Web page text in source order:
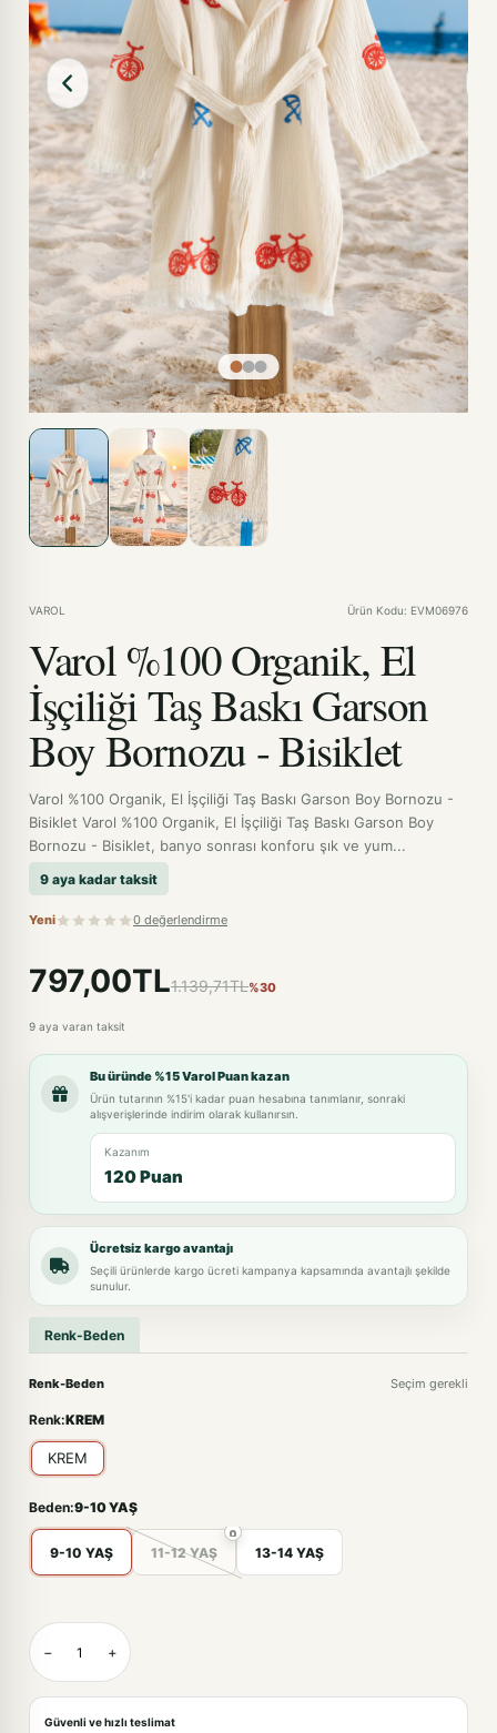
VAROL Ürün Kodu: EVM06976
Varol %100 Organik, El
İşçiliği Taş Baskı Garson
Boy Bornozu - Bisiklet
Varol %100 Organik, El İşçiliği Taş Baskı Garson Boy Bornozu -
Bisiklet Varol %100 Organik, El İşçiliği Taş Baskı Garson Boy
Bornozu - Bisiklet, banyo sonrası konforu şık ve yum...
9 aya kadar taksit
Yeni 0 değerlendirme
797,00TL1.139,71TL%30
9 aya varan taksit
Bu üründe %15 Varol Puan kazan
Ürün tutarının %15'i kadar puan hesabına tanımlanır, sonraki
alışverişlerinde indirim olarak kullanırsın.
Kazanım
120 Puan
Ücretsiz kargo avantajı
Seçili ürünlerde kargo ücreti kampanya kapsamında avantajlı şekilde
sunulur.
Renk-Beden
Renk-Beden Seçim gerekli
Renk:KREM
KREM
Beden:9-10 YAŞ
9-10 YAŞ 11-12 YAŞ 13-14 YAŞ
KREM-11-12 YAŞ
KREM-13-14 YAŞ
− +
Güvenli ve hızlı teslimat